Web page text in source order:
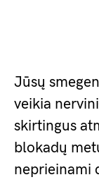
Jūsų
veikia
skirtingus
blokadų
neprieinami